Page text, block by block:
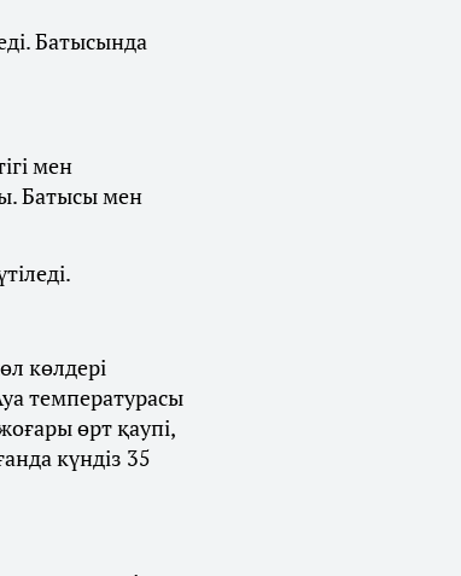
Батысында
мен
Батысы мен
көлдері
температурасы
өрт қаупі,
күндіз 35